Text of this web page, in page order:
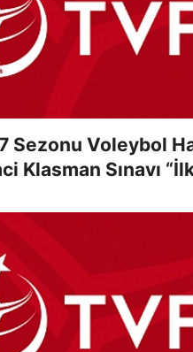
Sezonu Voleybol
Klasman Sınavı